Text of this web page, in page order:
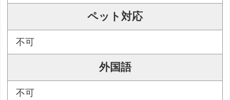
ペット対応
不可
外国語
不可